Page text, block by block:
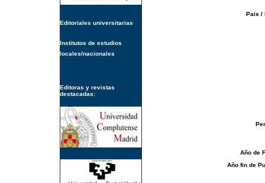
Editoriales universitarias
Institutos de estudios
locales/nacionales
Editoras y revistas
destacadas:
Pais /
Año de
Año fin de